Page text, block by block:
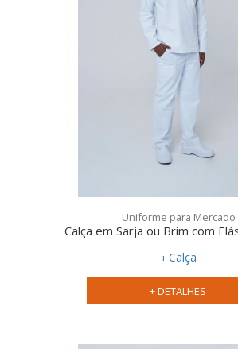
Uniforme para Mercado
Calça em Sarja ou Brim com
Calça
+ DETALHES